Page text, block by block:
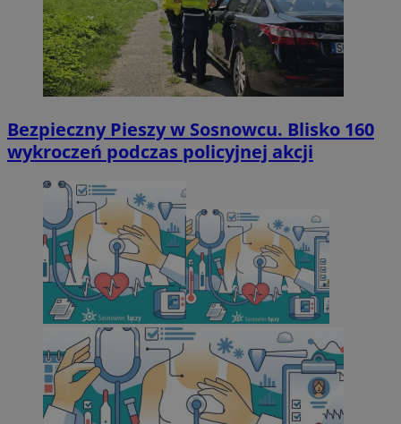
Bezpieczny Pieszy w Sosnowcu. Blisko 160
wykroczeń podczas policyjnej akcji